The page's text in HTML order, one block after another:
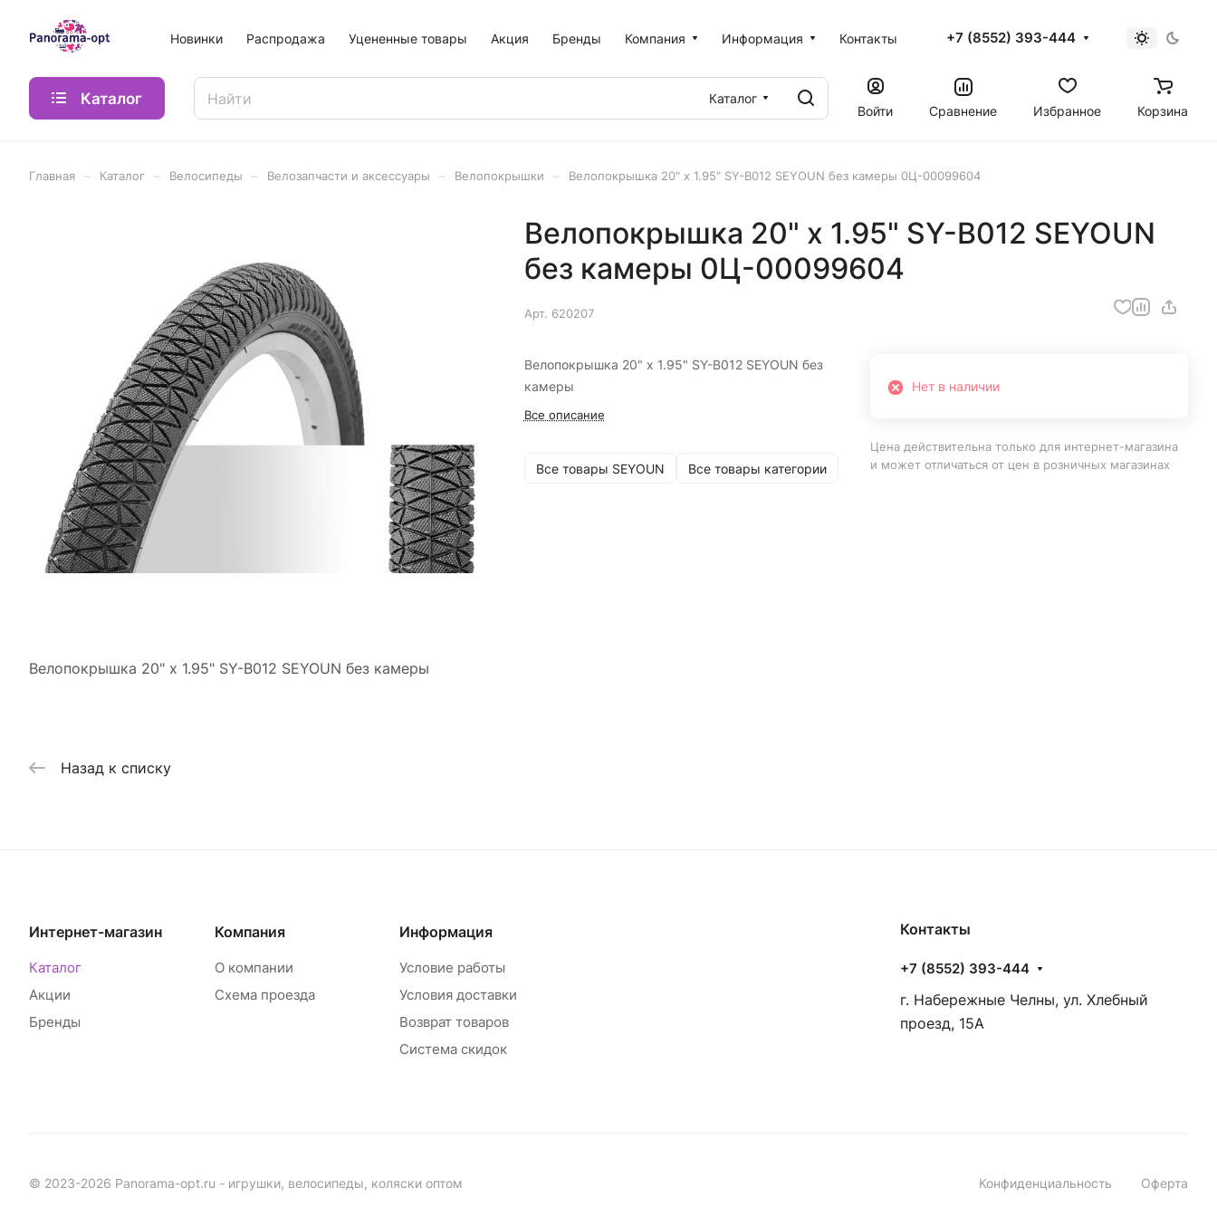
Новинки Распродажа Уцененные товары Акция Бренды Компания Информация Контакты +7 (8552) 393-444
Каталог
Каталог
Войти
Сравнение Избранное Корзина
Главная Каталог Велосипеды Велозапчасти и аксессуары Велопокрышки Велопокрышка 20" x 1.95" SY-B012 SEYOUN без камеры 0Ц-00099604
Велопокрышка 20" x 1.95" SY-B012 SEYOUN
без камеры 0Ц-00099604
Арт. 620207
Велопокрышка 20" x 1.95" SY-B012 SEYOUN без
камеры
Все описание
Все товары SEYOUN Все товары категории
Нет в наличии
Цена действительна только для интернет-магазина
и может отличаться от цен в розничных магазинах
Велопокрышка 20" x 1.95" SY-B012 SEYOUN без камеры
Назад к списку
Интернет-магазин
Каталог
Акции
Бренды
Компания
О компании
Схема проезда
Информация
Условие работы
Условия доставки
Возврат товаров
Система скидок
Контакты
+7 (8552) 393-444
г. Набережные Челны, ул. Хлебный
проезд, 15А
© 2023-2026 Panorama-opt.ru - игрушки, велосипеды, коляски оптом Конфиденциальность Оферта